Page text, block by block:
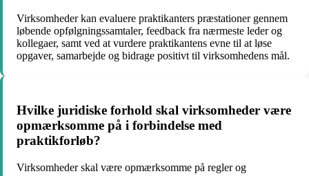
Virksomheder kan evaluere praktikanters præstationer gennem
løbende opfølgningssamtaler, feedback fra nærmeste leder og
kollegaer, samt ved at vurdere praktikantens evne til at løse
opgaver, samarbejde og bidrage positivt til virksomhedens mål.
Hvilke juridiske forhold skal virksomheder være
opmærksomme på i forbindelse med
praktikforløb?
Virksomheder skal være opmærksomme på regler og